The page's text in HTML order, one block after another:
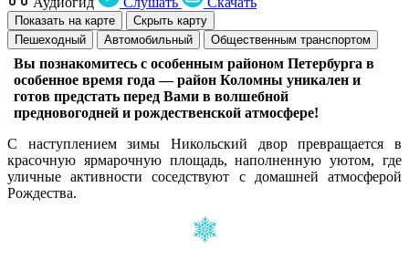
Показать на карте
Скрыть карту
Пешеходный
Автомобильный Общественным транспортом
Вы познакомитесь с особенным районом Петербурга в
особенное время года — район Коломны уникален и
готов предстать перед Вами в волшебной
предновогодней и рождественской атмосфере!
С наступлением зимы Никольский двор превращается в
красочную ярмарочную площадь, наполненную уютом, где
уличные активности соседствуют с домашней атмосферой
Рождества.